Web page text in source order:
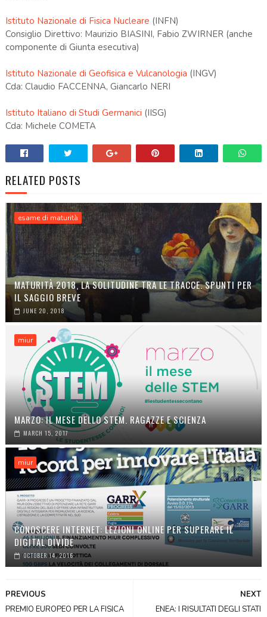
Istituto Nazionale di Fisica Nucleare (INFN)
Consiglio Direttivo: Maurizio BIASINI, Fabio ZWIRNER (anche
componente di Giunta esecutiva)
Istituto Nazionale di Geofisica e Vulcanologia (INGV)
Cda: Claudio FACCENNA, Giancarlo NERI
Istituto Italiano di Studi Germanici (IISG)
Cda: Michele COMETA
RELATED POSTS
esame di maturità
MATURITÀ 2018, LA SOLITUDINE TRA LE TRACCE. SPUNTI PER
IL SAGGIO BREVE
JUNE 20, 2018
miur
MARZO: IL MESE DELLO STEM. RAGAZZE E SCIENZA
MARCH 15, 2017
miur
CONOSCERE INTERNET: LEZIONI ONLINE PER SUPERARE IL
DIGITAL DIVIDE
OCTOBER 14, 2016
NEXT
ENEA: I RISULTATI DEGLI STATI
PREVIOUS
PREMIO EUROPEO PER LA FISICA